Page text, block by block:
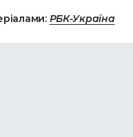
РБК-Україна